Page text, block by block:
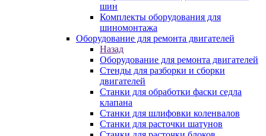
шин
Комплекты оборудования для
шиномонтажа
Оборудование для ремонта двигателей
Назад
Оборудование для ремонта двигателей
Стенды для разборки и сборки
двигателей
Станки для обработки фаски седла
клапана
Станки для шлифовки коленвалов
Станки для расточки шатунов